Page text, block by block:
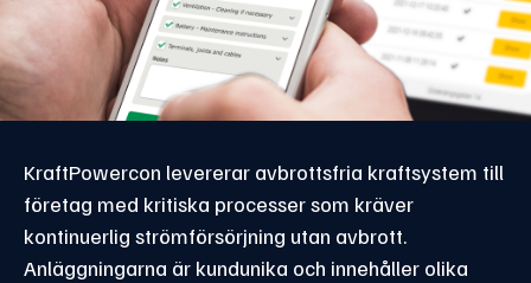
KraftPowercon levererar avbrottsfria kraftsystem till
företag med kritiska processer som kräver
kontinuerlig strömförsörjning utan avbrott.
Anläggningarna är kundunika och innehåller olika